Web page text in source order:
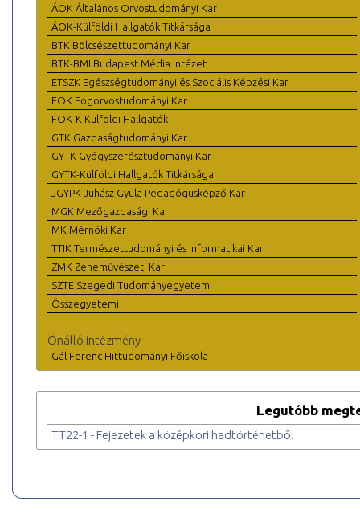
ÁOK Általános Orvostudományi Kar
ÁOK-Külföldi Hallgatók Titkársága
BTK Bölcsészettudományi Kar
BTK-BMI Budapest Média Intézet
ETSZK Egészségtudományi és Szociális Képzési Kar
FOK Fogorvostudományi Kar
FOK-K Külföldi Hallgatók
GTK Gazdaságtudományi Kar
GYTK Gyógyszerésztudományi Kar
GYTK-Külföldi Hallgatók Titkársága
JGYPK Juhász Gyula Pedagógusképző Kar
MGK Mezőgazdasági Kar
MK Mérnöki Kar
TTIK Természettudományi és Informatikai Kar
ZMK Zeneművészeti Kar
SZTE Szegedi Tudományegyetem
Összegyetemi
Önálló intézmény
Gál Ferenc Hittudományi Főiskola
Legutóbb
TT22-1 - Fejezetek a középkori hadtörténetből